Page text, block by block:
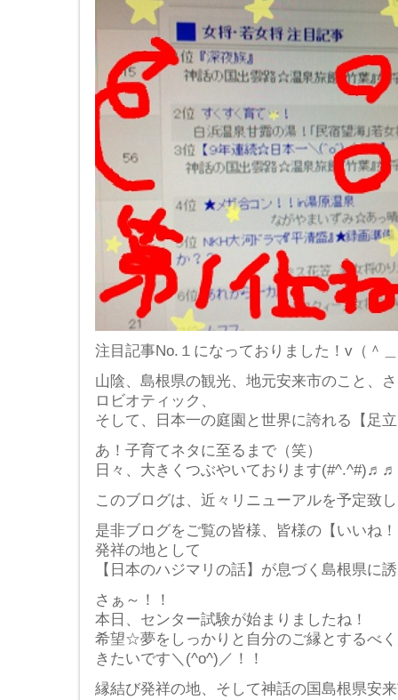
注目記事No.１になっておりました！v（＾
山陰、島根県の観光、地元安来市のこと、
ロビオティック、
そして、日本一の庭園と世界に誇れる【足
あ！子育てネタに至るまで（笑）
日々、大きくつぶやいております
このブログは、近々リニューアルを予定致
是非ブログをご覧の皆様、皆様の【いいね
発祥の地として
【日本のハジマリの話】が息づく島根県に
さぁ～！！
本日、センター試験が始まりましたね！
希望☆夢をしっかりと自分のご縁とするべ
きたいです＼(^o^)／！！
縁結び発祥の地、そして神話の国島根県安